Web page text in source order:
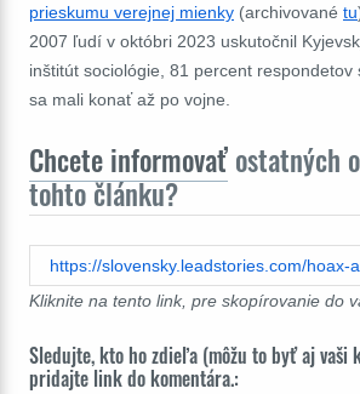
prieskumu verejnej mienky (archivované tu
2007 ľudí v októbri 2023 uskutočnil
inštitút sociológie, 81 percent
sa mali konať až po vojne.
Chcete informovať ostatných
tohto článku?
Kliknite na tento link, pre skopírovanie do
Sledujte, kto ho zdieľa (môžu to byť aj vaši
pridajte link do komentára.: